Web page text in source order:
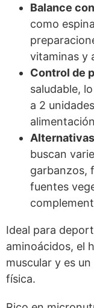
Balance
como
vitaminas y
Control de
saludable,
a 2
buscan
garbanzos,
fuentes
Ideal para
aminoácidos, el
muscular y es
física.